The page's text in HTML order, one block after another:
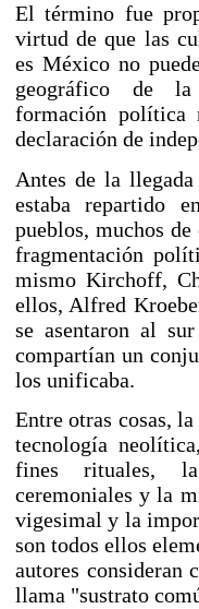
El término fue
virtud de que las
es México no
geográfico de
formación política
declaración de
Antes de la
estaba repartido
pueblos, muchos
fragmentación
mismo Kirchoff,
ellos, Alfred
se asentaron al
compartían un
los unificaba.
Entre otras cosas,
tecnología
fines rituales,
ceremoniales y la
vigesimal y la
son todos ellos
autores consideran
llama "sustrato